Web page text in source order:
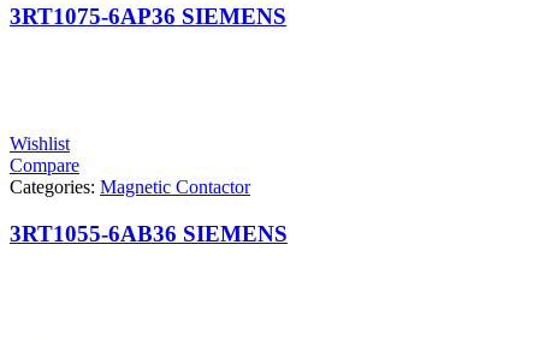
3RT1075-6AP36 SIEMENS
Wishlist
Compare
Categories: Magnetic Contactor
3RT1055-6AB36 SIEMENS